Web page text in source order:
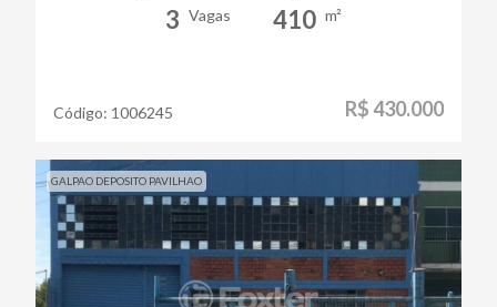
3 Vagas 410 m²
Código: 1006245 R$ 430.000
GALPAO DEPOSITO PAVILHAO